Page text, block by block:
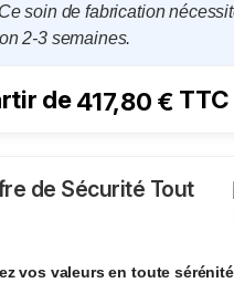
soin de fabrication
2-3 semaines.
de417,80 € TTC
de Sécurité Tout
vos valeurs en toute